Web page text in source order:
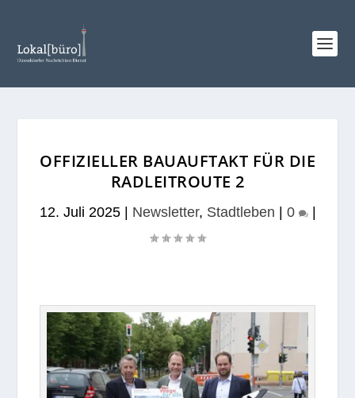
OFFIZIELLER BAUAUFTAKT FÜR DIE
RADLEITROUTE 2
12. Juli 2025| Newsletter, Stadtleben 0 |